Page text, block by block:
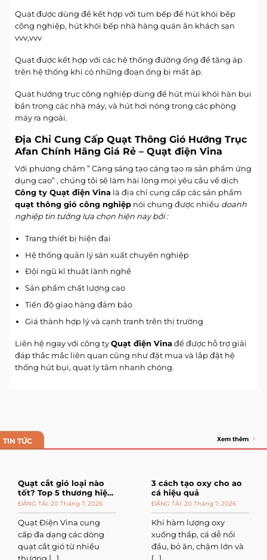
Quạt được dùng để kết hợp với tum bếp để hút khói bếp
công nghiệp, hút khói bếp nhà hàng quán ăn khách sạn
vvv,vvv
Quạt được kết hợp với các hệ thống đường ống để tăng áp
trên hệ thống khi có những đoạn ống bị mất áp.
Quạt hướng trục công nghiệp dùng để hút mùi khói hàn bụi
bẩn trong các nhà máy, và hút hơi nóng trong các phòng
máy ra ngoài.
Địa Chỉ Cung Cấp Quạt Thông Gió Hướng Trục
Afan Chính Hãng Giá Rẻ – Quạt điện Vina
Với phương châm ” Càng sáng tạo càng tạo ra sản phẩm ứng
dụng cao” , chúng tôi sẽ làm hài lòng mọi yêu cầu về dịch
Công ty Quạt điện Vina là địa chỉ cung cấp các sản phẩm
quạt thông gió công nghiệp nói chung được nhiều doanh
nghiệp tin tưởng lựa chọn hiện nay bởi :
Trang thiết bị hiện đại
Hệ thống quản lý sản xuất chuyên nghiệp
Đội ngũ kĩ thuật lành nghề
Sản phẩm chất lượng cao
Tiến độ giao hàng đảm bảo
Giá thành hợp lý và cạnh tranh trên thị trường
Liên hệ ngay với công tyQuạt điện Vinađể được hỗ trợ giải
đáp thắc mắc liên quan cũng như đặt mua và lắp đặt hệ
thống hút bụi, quạt ly tâm nhanh chóng.
TIN TỨC Xem thêm
09
Th6
09
Th6